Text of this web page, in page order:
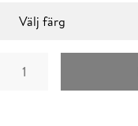
Tallrik